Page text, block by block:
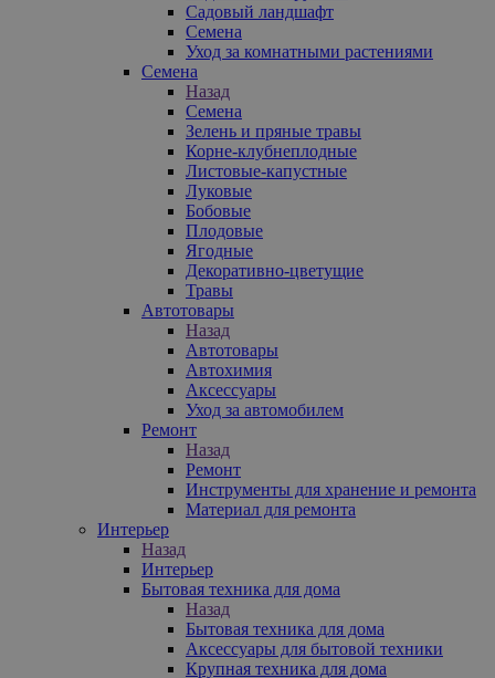
Садовый ландшафт
Семена
Уход за комнатными растениями
Семена
Назад
Семена
Зелень и пряные травы
Корне-клубнеплодные
Листовые-капустные
Луковые
Бобовые
Плодовые
Ягодные
Декоративно-цветущие
Травы
Автотовары
Назад
Автотовары
Автохимия
Аксессуары
Уход за автомобилем
Ремонт
Назад
Ремонт
Инструменты для хранение и ремонта
Материал для ремонта
Интерьер
Назад
Интерьер
Бытовая техника для дома
Назад
Бытовая техника для дома
Аксессуары для бытовой техники
Крупная техника для дома